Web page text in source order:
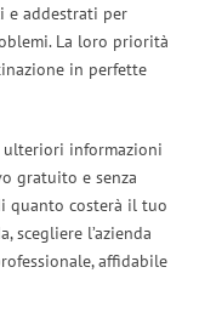
e addestrati per
La loro priorità
in perfette
ulteriori informazioni
gratuito e senza
quanto costerà il tuo
scegliere l’azienda
affidabile